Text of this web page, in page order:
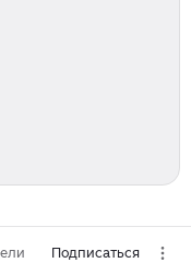
Подписаться